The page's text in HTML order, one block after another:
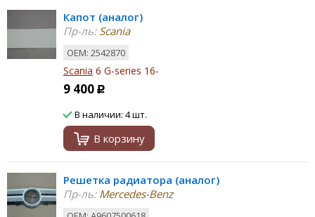
Капот (аналог)
Пр-ль:Scania
ОЕМ: 2542870
Scania 6 G-series 16-
9 400 Р
В наличии: 4 шт.
В корзину
Решетка радиатора (аналог)
Пр-ль:Mercedes-Benz